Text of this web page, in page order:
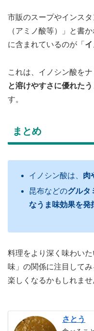
市販のスープやインス
（アミノ酸等）」と書
に含まれているのが「
これは、イノシン酸を
と溶けやすさに優れた
す。
まとめ
イノシン酸は、 肉
昆布などのグルタ
なうま味効果を発
料理をより深く味わい
味」の関係に注目して
楽しくなるかもしれませ
さとう